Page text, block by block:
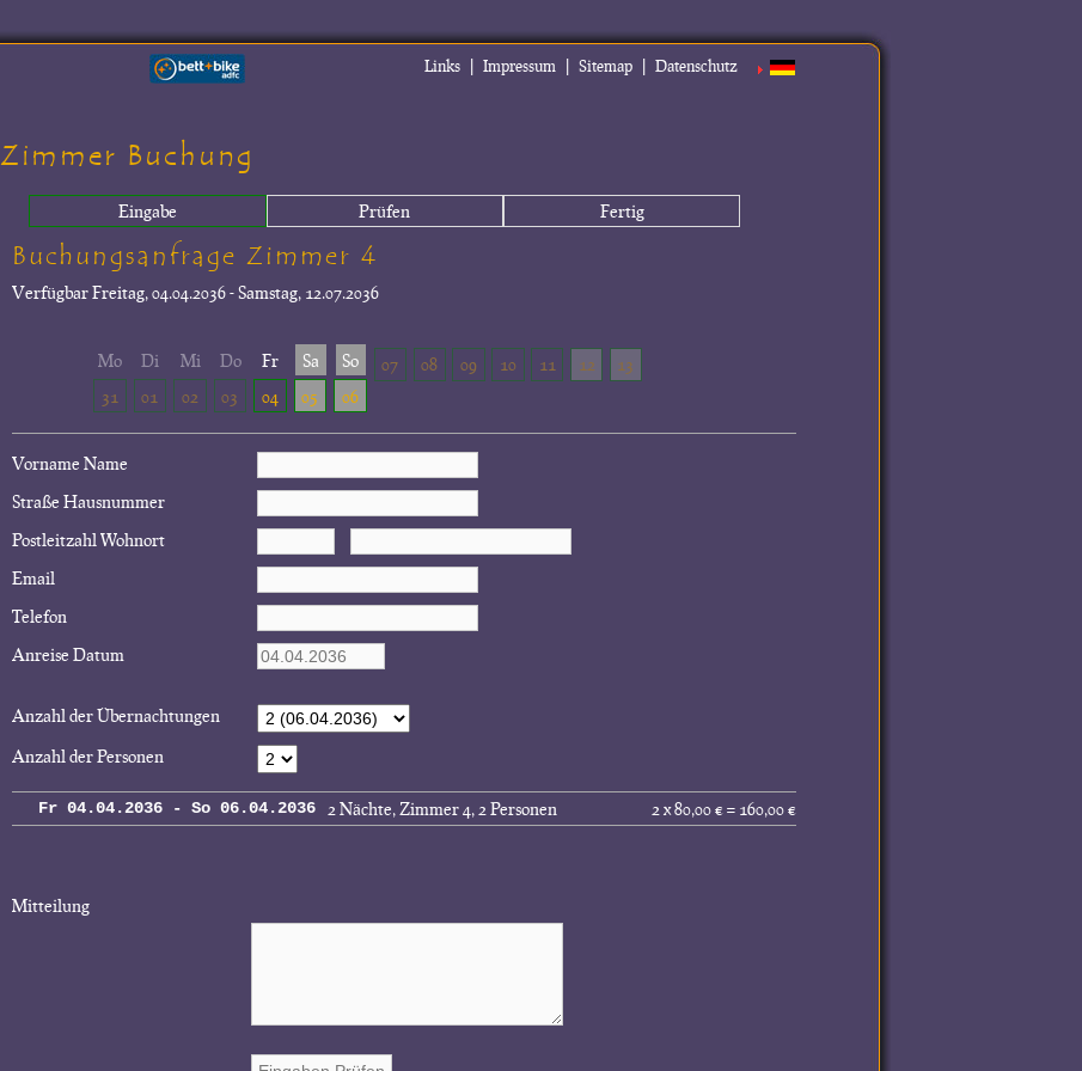
Links | Impressum | Sitemap | Datenschutz
Zimmer Buchung
Eingabe Prüfen Fertig
Buchungsanfrage Zimmer 4
VerfügbarFreitag, 04.04.2036 - Samstag, 12.07.2036
Mo
31
Di
01
Mi
02
Do
03
Fr
04
Sa
05
So
06
07 08 09 10 11 12 13
Vorname Name
Straße Hausnummer
Postleitzahl Wohnort
Email
Telefon
Anreise Datum
Anzahl der Übernachtungen
Anzahl der Personen
2 Nächte, Zimmer 4, 2 Personen 2 x 80,00 € = 160,00 €
Fr 04.04.2036 - So 06.04.2036
(inkl.
Mitteilung